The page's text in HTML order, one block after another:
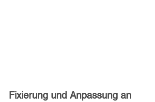
Fixierung und Anpassung an